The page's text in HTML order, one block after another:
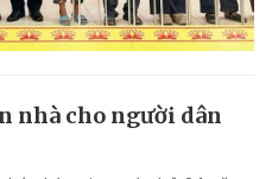
nhà cho người dân